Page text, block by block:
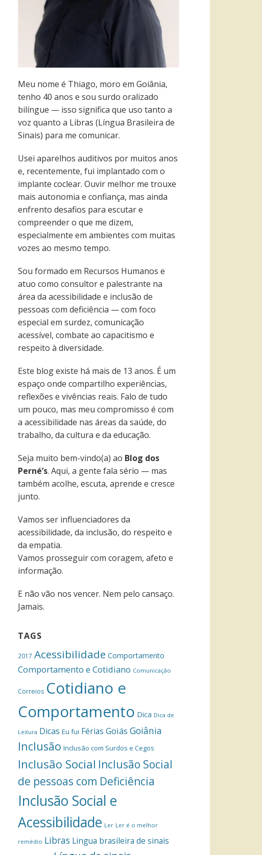
Meu nome é Thiago, moro em Goiânia,
tenho 40 anos e sou surdo oralizado
bilíngue — isso significa que uso tanto a
voz quanto a Libras (Língua Brasileira de
Sinais) para me comunicar.
Usei aparelhos auditivos por muitos anos
e, recentemente, fui implantado com o
implante coclear. Ouvir melhor me trouxe
mais autonomia e confiança, mas ainda
enfrento desafios para escutar e
compreender o que me dizem,
especialmente em ambientes com muitas
vozes ao mesmo tempo.
Sou formado em Recursos Humanos e
atuo como consultor e palestrante na
área da acessibilidade e inclusão de
pessoas com deficiência — com foco
especial em surdez, comunicação
acessível, combate ao capacitismo e
respeito à diversidade.
Este blog existe há mais de 13 anos. É um
espaço onde compartilho experiências,
reflexões e vivências reais. Falo de tudo
um pouco, mas meu compromisso é com
a acessibilidade nas áreas da saúde, do
trabalho, da cultura e da educação.
Seja muito bem-vindo(a) ao Blog dos
Perné’s. Aqui, a gente fala sério — mas
também acolhe, escuta, aprende e cresce
junto.
Vamos ser influenciadores da
acessibilidade, da inclusão, do respeito e
da empatia.
Vamos prosseguir com coragem, afeto e
informação.
E não vão nos vencer. Nem pelo cansaço.
Jamais.
TAGS
2017 Acessibilidade Comportamento
Comportamento e Cotidiano Comunicação
Correios Cotidiano e
Comportamento Dica Dica de
Leitura Dicas Eu fui Férias Goiás Goiânia
Inclusão Inclusão com Surdos e Cegos
Inclusão Social Inclusão Social
de pessoas com Deficiência
Inclusão Social e
Acessibilidade Ler Ler é o melhor
remédio Libras Lingua brasileira de sinais